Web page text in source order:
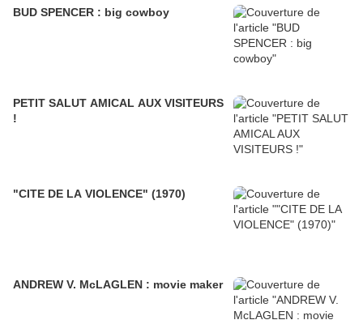
BUD SPENCER : big cowboy
PETIT SALUT AMICAL AUX VISITEURS
!
"CITE DE LA VIOLENCE" (1970)
ANDREW V. McLAGLEN : movie maker